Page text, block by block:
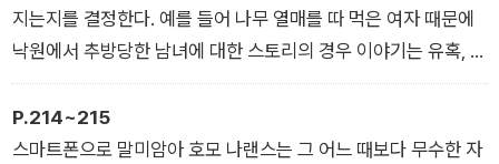
서 완전히 새로운 역할을 맡게 된 것일까?
오늘날의 관점에서 볼 때 매머드가 공포를 불러일으킬 정도로 크
게 묘사된 이야기가 별 볼 일 없는 토끼 사냥보다 더 많이 이야기
되었다는 사실은 일리가 있어 보인다. 내러티브의 진화에서 더 흥
미진진하고 더 인상적인 이야기가 확고한 위치를 차지한 이유는
지는지를 결정한다. 예를 들어 나무 열매를 따 먹은 여자 때문에
낙원에서 추방당한 남녀에 대한 스토리의 경우 이야기는 유혹, 죄
책감, 추방에 대한 것이지만 이러한 이야기의 지배적 내러티브는
다음과 같다. 즉 ‘여성은 위험하다.’ (중략)
또는 신약성경을 예로 들 수 있다. 스토리 : 목수의 아들에서 한
P.214~215
스마트폰으로 말미암아 호모 나랜스는 그 어느 때보다 무수한 자